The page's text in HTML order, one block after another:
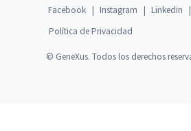
Facebook | Instagram | Linkedin |
Política de Privacidad
© GeneXus. Todos los derechos